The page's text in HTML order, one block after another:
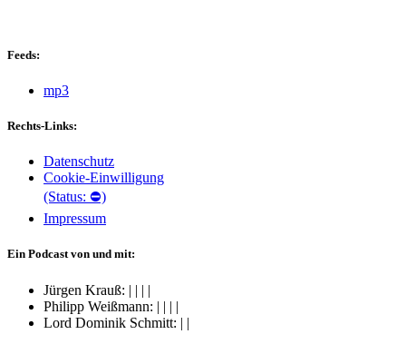
Feeds:
mp3
Rechts-Links:
Datenschutz
Cookie-Einwilligung
(Status: ⛔)
Impressum
Ein Podcast von und mit:
Jürgen Krauß: | | | |
Philipp Weißmann: | | | |
Lord Dominik Schmitt: | |